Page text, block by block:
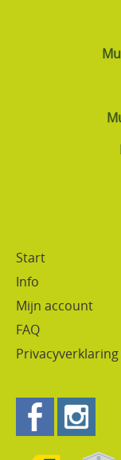
Start
Info
Mijn account
FAQ
Privacyverklaring